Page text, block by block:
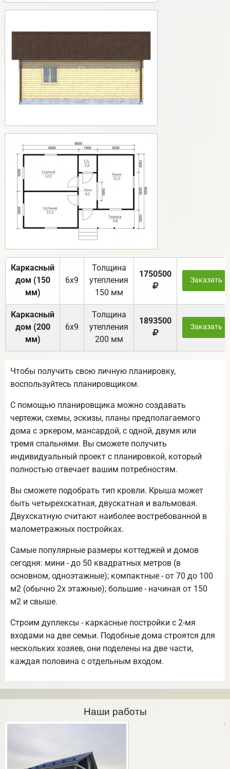
Каркасный
дом (150
мм)
6х9
Толщина
утепления
150 мм
1750500
Заказать
Каркасный
дом (200
мм)
6х9
Толщина
утепления
200 мм
1893500
Заказать
Чтобы получить свою личную планировку,
воспользуйтесь планировщиком.
С помощью планировщика можно создавать
чертежи, схемы, эскизы, планы предполагаемого
дома с эркером, мансардой, с одной, двумя или
тремя спальнями. Вы сможете получить
индивидуальный проект с планировкой, который
полностью отвечает вашим потребностям.
Вы сможете подобрать тип кровли. Крыша может
быть четырехскатная, двускатная и вальмовая.
Двухскатную считают наиболее востребованной в
малометражных постройках.
Самые популярные размеры коттеджей и домов
сегодня: мини - до 50 квадратных метров (в
основном, одноэтажные); компактные - от 70 до 100
м2 (обычно 2х этажные); большие - начиная от 150
м2 и свыше.
Строим дуплексы - каркасные постройки с 2-мя
входами на две семьи. Подобные дома строятся для
нескольких хозяев, они поделены на две части,
каждая половина с отдельным входом.
Наши работы